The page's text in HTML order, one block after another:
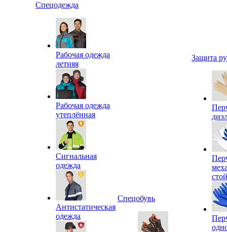
Спецодежда
Рабочая одежда
летняя
Рабочая одежда
утеплённая
Сигнальная
одежда
Антистатическая
одежда
Спецобувь
Защита